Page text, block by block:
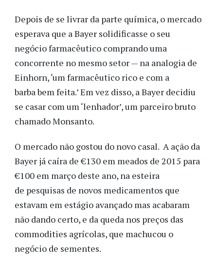
Depois de se livrar da parte química, o mercado
esperava que a Bayer solidificasse o seu
negócio farmacêutico comprando uma
concorrente no mesmo setor — na analogia de
Einhorn, ‘um farmacêutico rico e com a
barba bem feita.’ Em vez disso, a Bayer decidiu
se casar com um ‘lenhador’, um parceiro bruto
chamado Monsanto.
O mercado não gostou do novo casal. A ação da
Bayer já caíra de €130 em meados de 2015 para
€100 em março deste ano, na esteira
de pesquisas de novos medicamentos que
estavam em estágio avançado mas acabaram
não dando certo, e da queda nos preços das
commodities agrícolas, que machucou o
negócio de sementes.